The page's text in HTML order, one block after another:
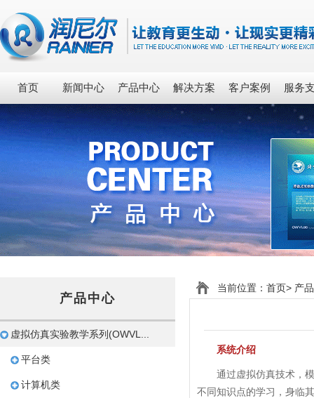
首页 新闻中心 产品中心 解决方案 客户案例 服务
产品中心
虚拟仿真实验教学系列(OWVL...
平台类
计算机类
当前位置： 首页> 产
系统介绍
通过虚拟仿真技术，
不同知识点的学习，身临